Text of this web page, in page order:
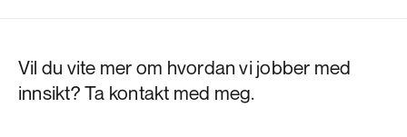
Vil du vite mer om hvordan vi jobber med
innsikt? Ta kontakt med meg.